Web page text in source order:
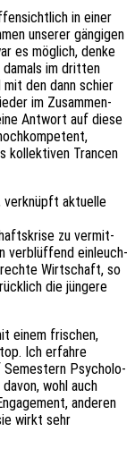
in einer
unse­rer gängi­gen
es möglich, denke
im drit­ten
mit den dann schier
im Zusam­men­
Antwort auf diese
kollek­ti­ven Tran­cen
verknüpft aktu­el­le
zu vermit­
verblüf­fend einleuch­
Wirt­schaft, so
die jünge­re
einem frischen,
Ich erfah­re
Semes­tern Psycho­lo­
wohl auch
ande­ren
wirkt sehr